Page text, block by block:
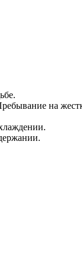
на